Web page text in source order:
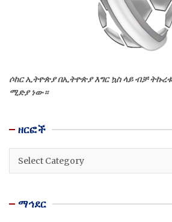
ሶከር ኢትዮጵያ በኢትዮጵያ እግር ኳስ ላይ ብቻ
ሚድያ ነው።
ዘርፎች
ዘርፎች
ማኅደር